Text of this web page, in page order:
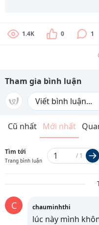
1.4K 0 1
Tham gia bình luận
Cũ nhất Mới nhất
Tìm tới
Trang bình luận
/ 1
C chauminhthi
lúc này mình